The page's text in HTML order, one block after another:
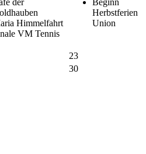
Himmelfahrt
VM Tennis
Herbstferien
Union
23
30